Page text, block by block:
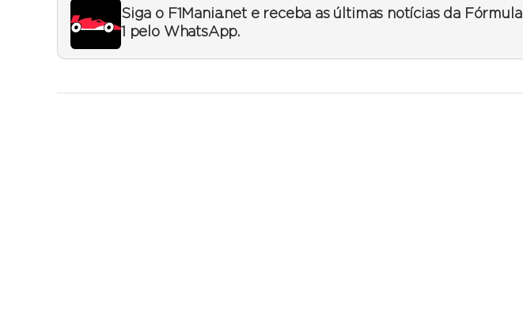
Siga o F1Mania.net e receba as últimas notícias da Fórmula
1 pelo WhatsApp.